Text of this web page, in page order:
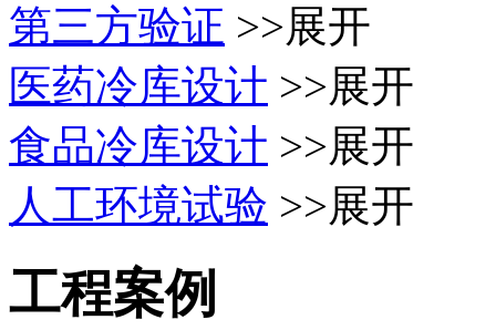
第三方验证 >>展开
医药冷库设计 >>展开
食品冷库设计 >>展开
人工环境试验 >>展开
工程案例